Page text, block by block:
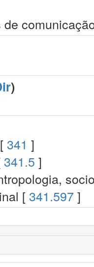
)
341 ]
341.5 ]
[ 341.597 ]